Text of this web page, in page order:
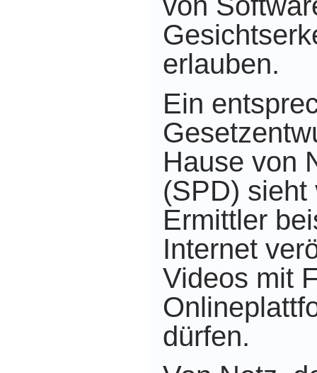
erlauben.
Ein
Hause von
(SPD) sieht
Ermittler
Internet
Videos mit
dürfen.